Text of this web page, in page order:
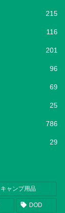
215
116
201
96
69
25
786
29
キャンプ用品
DOD